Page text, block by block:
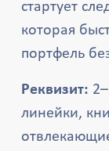
стартует
которая
портфель
Реквизит:
линейки,